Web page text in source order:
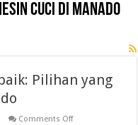
cuci di manado
Pilihan yang
Comments Offon